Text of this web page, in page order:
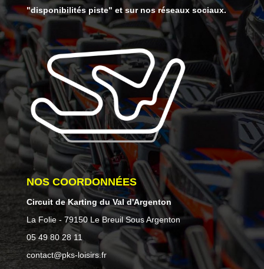
"disponibilités piste" et sur nos réseaux sociaux.
NOS COORDONNÉES
Circuit de Karting du Val d'Argenton
La Folie - 79150 Le Breuil Sous Argenton
05 49 80 28 11
contact@pks-loisirs.fr